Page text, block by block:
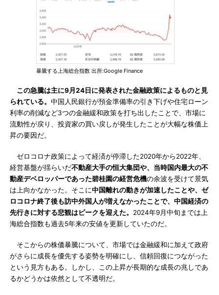
暴騰する上海総合指数 出所:Google Finance
この急騰は主に9月24日に発表された金融政策によるものと見
られている。 中国人民銀行が預金準備率の引き下げや住宅ローン
利率の削減など3つの金融緩和政策を打ち出したことで、市場に
流動性が戻り、投資家の買い戻しが発生したことが大幅な株価上
昇の要因だ。
ゼロコロナ政策によって経済が停滞した2020年から2022年、
経営基盤が揺らいだ不動産大手の恒大集団や、当時国内最大の不
動産デベロッパーであった碧桂園の経営危機の余波を受けて景気
は上向かなかった。そこに中国離れの動きが加速したことや、ゼ
ロコロナ終了後も訪中外国人が増えなかったことで、中国経済の
先行きに対する悲観はピークを迎えた。 2024年9月中旬までは上
海総合指数も過去5年来の安値を更新していたのだ。
そこからの株価暴騰について、市場では金融緩和に加えて政府
がさらに成長を優先する姿勢を明確にし、信頼回復につながった
という見方もある。しかし、この上昇が長期的な成長の兆しであ
るかどうかは依然として不透明だ。